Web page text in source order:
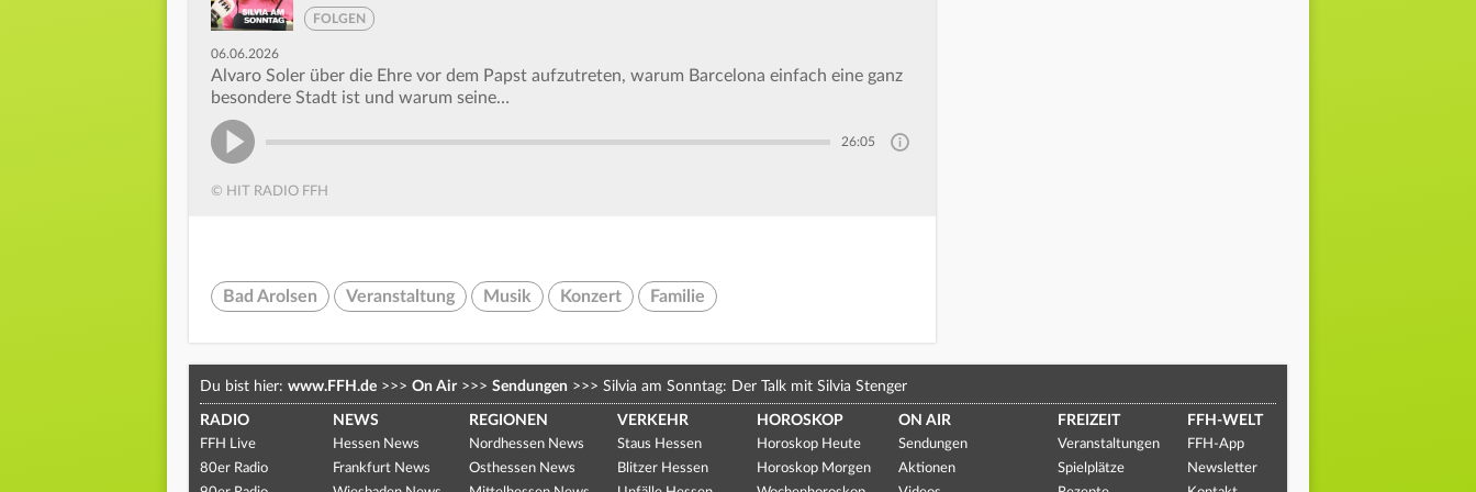
FOLGEN
06.06.2026
Alvaro Soler über die Ehre vor dem Papst aufzutreten, warum Barcelona einfach eine ganz
besondere Stadt ist und warum seine…
26:05
© HIT RADIO FFH
Bad Arolsen Veranstaltung Musik Konzert Familie
Du bist hier: www.FFH.de >>> On Air >>> Sendungen >>> Silvia am Sonntag: Der Talk mit Silvia Stenger
RADIO
FFH Live
80er Radio
NEWS
Hessen News
Frankfurt News
REGIONEN
Nordhessen News
Osthessen News
VERKEHR
Staus Hessen
Blitzer Hessen
HOROSKOP
Horoskop Heute
Horoskop Morgen
ON AIR
Sendungen
Aktionen
FREIZEIT
Veranstaltungen
Spielplätze
FFH-WELT
FFH-App
Newsletter